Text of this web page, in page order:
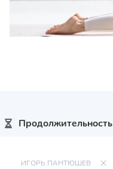
Продолжительность
ИГОРЬ ПАНТЮШЕВ